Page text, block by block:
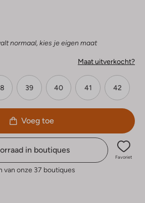
normaal, kies je eigen maat
Maat uitverkocht?
39 40 41 42
Voeg toe
in boutiques
Favoriet
van onze 37 boutiques